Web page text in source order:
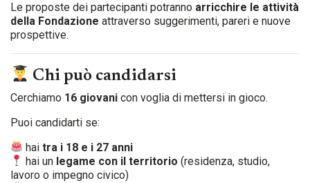
Le proposte dei partecipanti potranno arricchire le attività
della Fondazione attraverso suggerimenti, pareri e nuove
prospettive.
Chi può candidarsi
Cerchiamo 16 giovani con voglia di mettersi in gioco.
Puoi candidarti se:
haitra i 18 e i 27 anni
hai un legame con il territorio (residenza, studio,
lavoro o impegno civico)